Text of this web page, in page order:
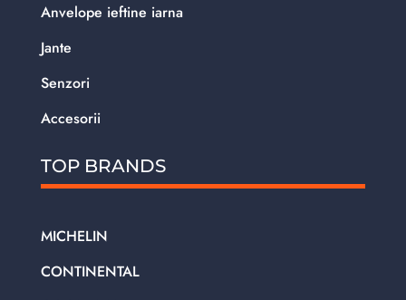
Anvelope ieftine iarna
Jante
Senzori
Accesorii
TOP BRANDS
MICHELIN
CONTINENTAL